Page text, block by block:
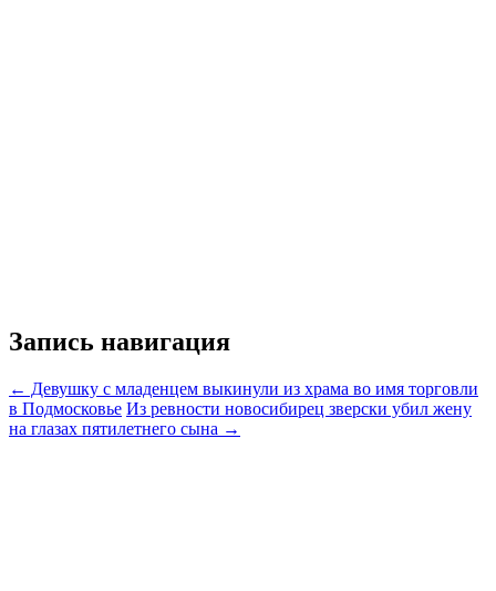
Запись навигация
← Девушку с младенцем выкинули из храма во имя торговли
в Подмосковье Из ревности новосибирец зверски убил жену
на глазах пятилетнего сына →